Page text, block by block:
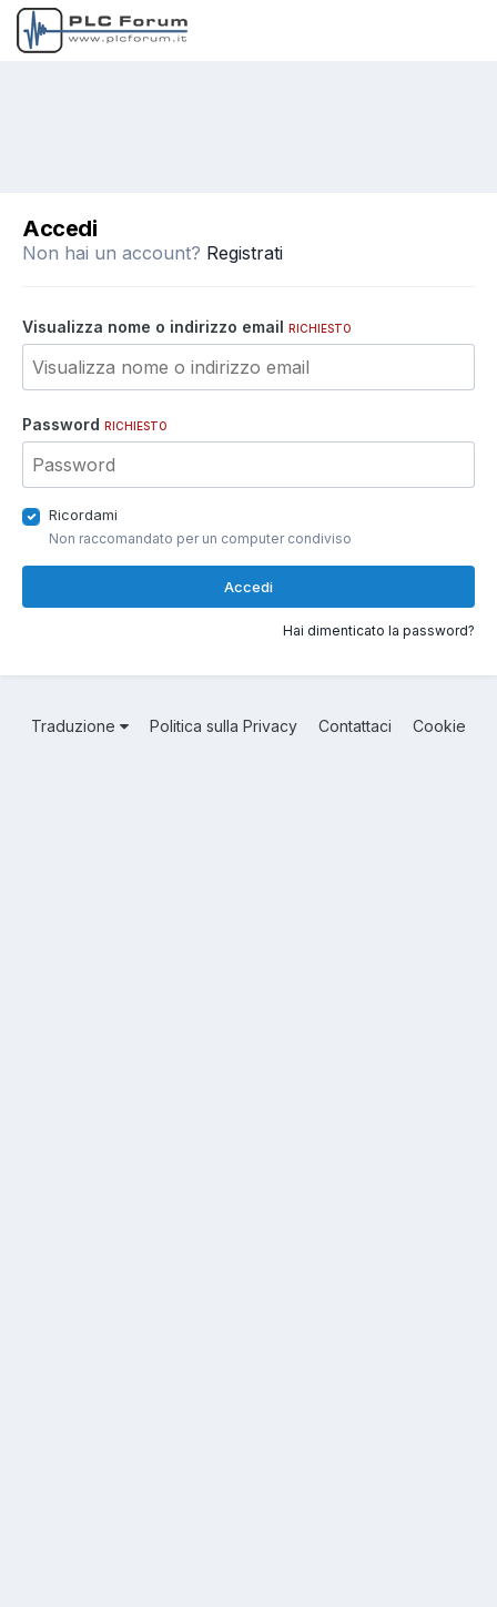
Accedi
Non hai un account? Registrati
Visualizza nome o indirizzo email RICHIESTO
Password RICHIESTO
Ricordami
Non raccomandato per un computer condiviso
Accedi
Hai dimenticato la password?
Traduzione Politica sulla Privacy Contattaci Cookie